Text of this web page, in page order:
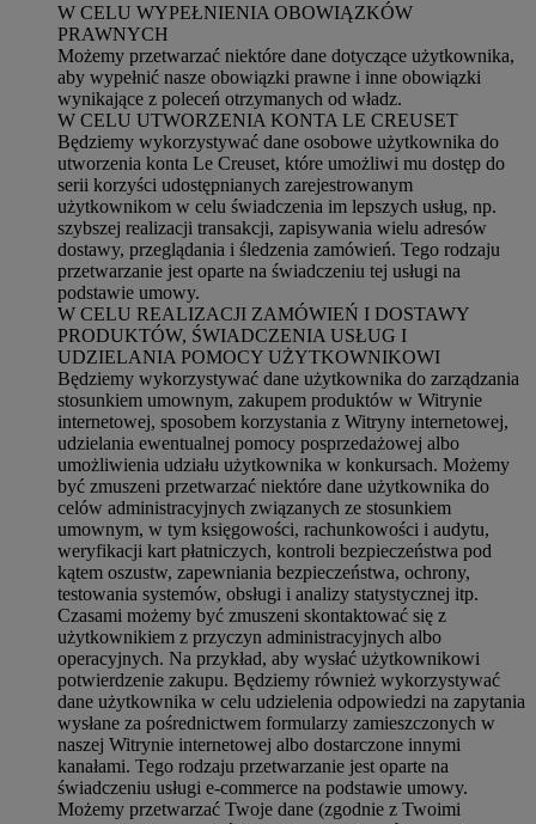
W CELU WYPEŁNIENIA OBOWIĄZKÓW
PRAWNYCH
Możemy przetwarzać niektóre dane dotyczące użytkownika,
aby wypełnić nasze obowiązki prawne i inne obowiązki
wynikające z poleceń otrzymanych od władz.
W CELU UTWORZENIA KONTA LE CREUSET
Będziemy wykorzystywać dane osobowe użytkownika do
utworzenia konta Le Creuset, które umożliwi mu dostęp do
serii korzyści udostępnianych zarejestrowanym
użytkownikom w celu świadczenia im lepszych usług, np.
szybszej realizacji transakcji, zapisywania wielu adresów
dostawy, przeglądania i śledzenia zamówień. Tego rodzaju
przetwarzanie jest oparte na świadczeniu tej usługi na
podstawie umowy.
W CELU REALIZACJI ZAMÓWIEŃ I DOSTAWY
PRODUKTÓW, ŚWIADCZENIA USŁUG I
UDZIELANIA POMOCY UŻYTKOWNIKOWI
Będziemy wykorzystywać dane użytkownika do zarządzania
stosunkiem umownym, zakupem produktów w Witrynie
internetowej, sposobem korzystania z Witryny internetowej,
udzielania ewentualnej pomocy posprzedażowej albo
umożliwienia udziału użytkownika w konkursach. Możemy
być zmuszeni przetwarzać niektóre dane użytkownika do
celów administracyjnych związanych ze stosunkiem
umownym, w tym księgowości, rachunkowości i audytu,
weryfikacji kart płatniczych, kontroli bezpieczeństwa pod
kątem oszustw, zapewniania bezpieczeństwa, ochrony,
testowania systemów, obsługi i analizy statystycznej itp.
Czasami możemy być zmuszeni skontaktować się z
użytkownikiem z przyczyn administracyjnych albo
operacyjnych. Na przykład, aby wysłać użytkownikowi
potwierdzenie zakupu. Będziemy również wykorzystywać
dane użytkownika w celu udzielenia odpowiedzi na zapytania
wysłane za pośrednictwem formularzy zamieszczonych w
naszej Witrynie internetowej albo dostarczone innymi
kanałami. Tego rodzaju przetwarzanie jest oparte na
świadczeniu usługi e-commerce na podstawie umowy.
Możemy przetwarzać Twoje dane (zgodnie z Twoimi